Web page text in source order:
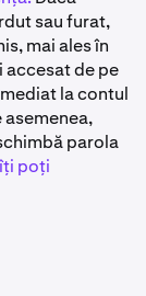
sau furat,
mai ales în
accesat de pe
la contul
asemenea,
parola
îți poți